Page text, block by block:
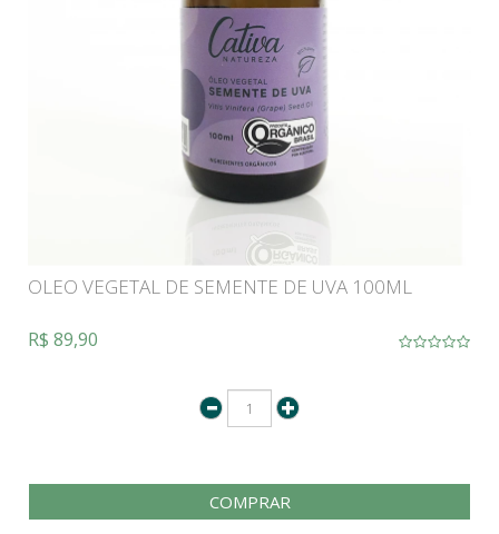
OLEO VEGETAL DE SEMENTE DE UVA 100ML
R$ 89,90
COMPRAR